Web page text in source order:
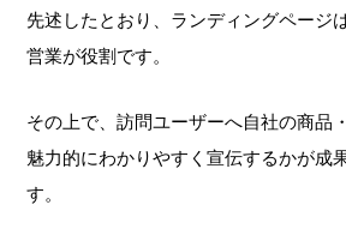
先述したとおり、ランディングページ
営業が役割です。
その上で、訪問ユーザーへ自社の商品
魅力的にわかりやすく宣伝するかが成
す。